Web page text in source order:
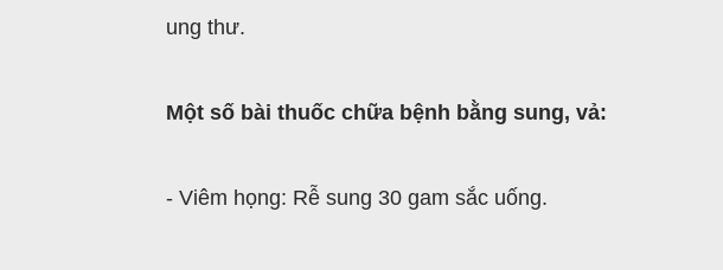
ung thư.
Một số bài thuốc chữa bệnh bằng sung, vả:
- Viêm họng: Rễ sung 30 gam sắc uống.